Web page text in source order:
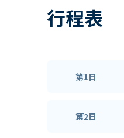
行程表
第1日
第2日